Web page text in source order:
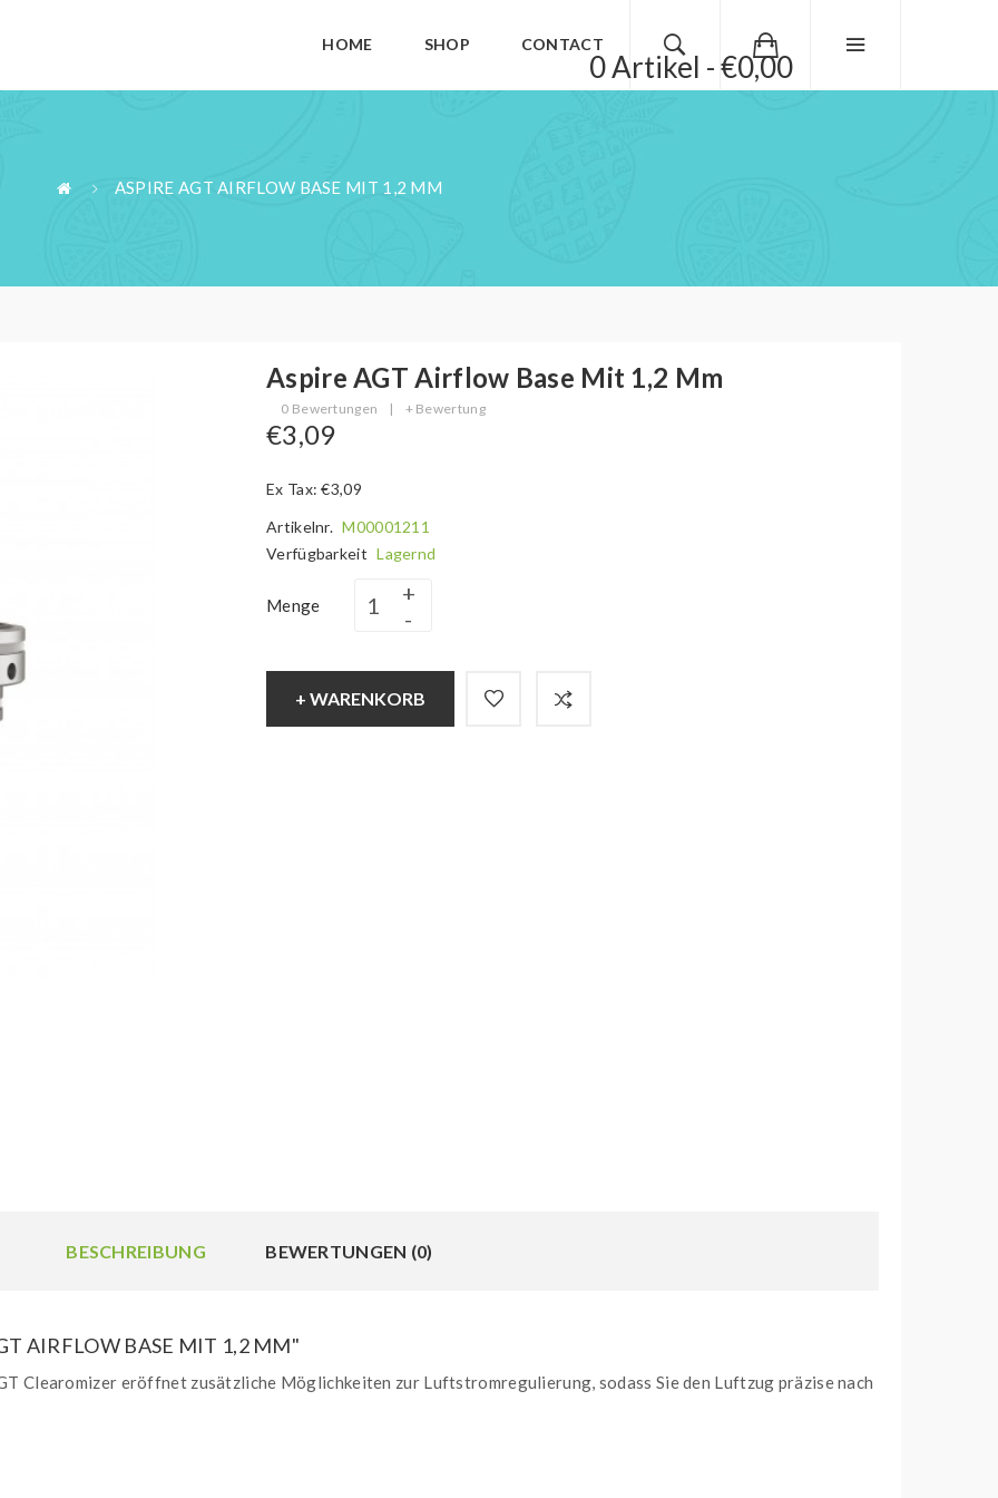
0 Artikel - €0,00
HOME SHOP CONTACT
ASPIRE AGT AIRFLOW BASE MIT 1,2 MM
Aspire AGT Airflow Base Mit 1,2 Mm
0 Bewertungen | + Bewertung
€3,09
Ex Tax: €3,09
Artikelnr. M00001211
Verfügbarkeit Lagernd
Menge
+ WARENKORB
BESCHREIBUNG BEWERTUNGEN (0)
AIRFLOW BASE MIT 1,2 MM"
Clearomizer eröffnet zusätzliche Möglichkeiten zur Luftstromregulierung, sodass Sie den Luftzug präzise nach